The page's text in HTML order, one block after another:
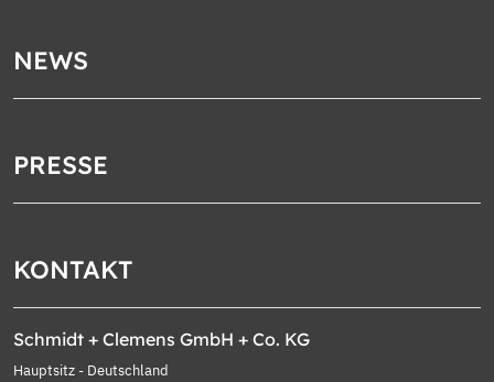
NEWS
PRESSE
KONTAKT
Schmidt + Clemens GmbH + Co. KG
Hauptsitz - Deutschland